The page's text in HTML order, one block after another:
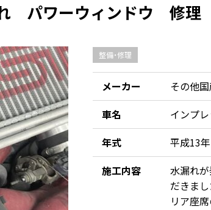
パワーウィンドウ 修
整備・修理
メーカー
その他
車名
インプ
年式
平成13年
施工内容
水漏れ
だきまし
リア座